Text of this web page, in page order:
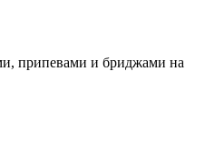
припевами и бриджами на